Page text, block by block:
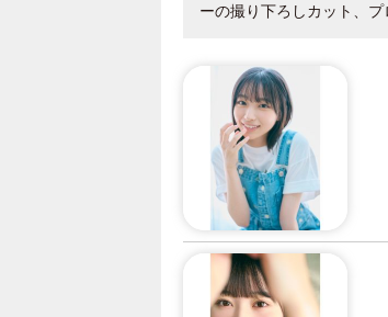
ーの撮り下ろしカット、プ